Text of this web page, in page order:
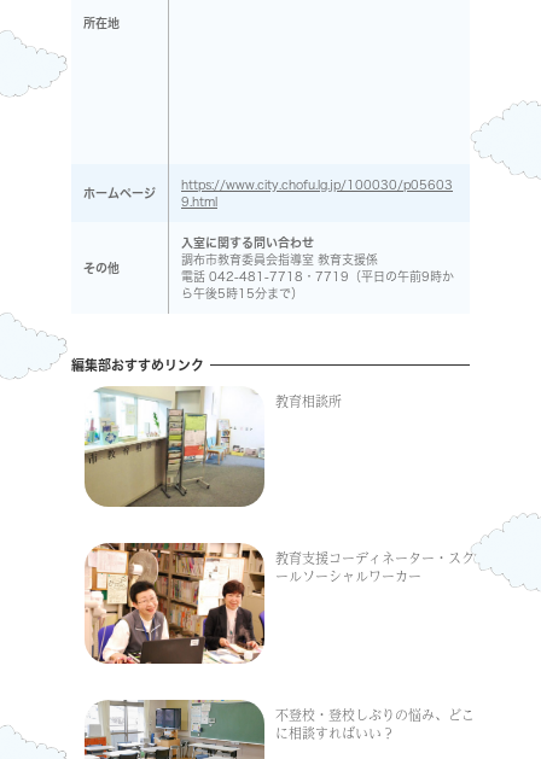
所在地
ホームページ
https://www.city.chofu.lg.jp/100030/p05603
9.html
その他
入室に関する問い合わせ
調布市教育委員会指導室 教育支援係
電話 042-481-7718・7719（平日の午前9時か
ら午後5時15分まで）
編集部おすすめリンク
教育相談所
教育支援コーディネーター・スク
ールソーシャルワーカー
不登校・登校しぶりの悩み、どこ
に相談すればいい？